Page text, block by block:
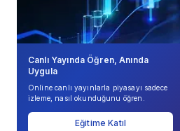
Canlı Yayında Öğren, Anında
Uygula
Online canlı yayınlarla piyasayı sadece
izleme, nasıl okunduğunu öğren.
Eğitime Katıl